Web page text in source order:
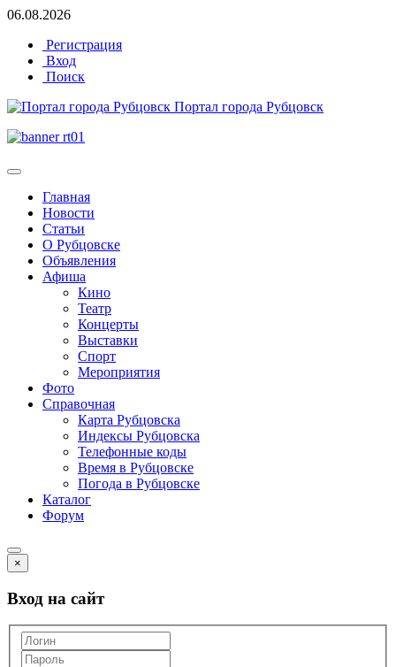
06.08.2026
Регистрация
Вход
Поиск
Портал города Рубцовск
Главная
Новости
Статьи
О Рубцовске
Объявления
Афиша
Кино
Театр
Концерты
Выставки
Спорт
Мероприятия
Фото
Справочная
Карта Рубцовска
Индексы Рубцовска
Телефонные коды
Время в Рубцовске
Погода в Рубцовске
Каталог
Форум
×
Вход на сайт